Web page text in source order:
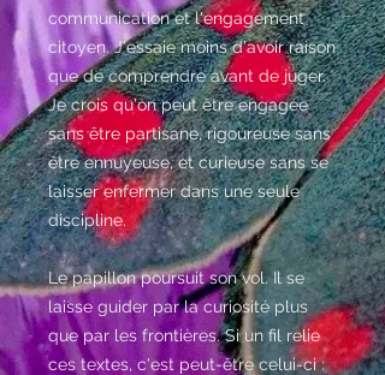
communication et l'engagement
citoyen. J'essaie moins d'avoir raison
que de comprendre avant de juger.
Je crois qu'on peut être engagée
sans être partisane, rigoureuse sans
être ennuyeuse, et curieuse sans se
laisser enfermer dans une seule
discipline.
Le papillon poursuit son vol. Il se
laisse guider par la curiosité plus
que par les frontières. Si un fil relie
ces textes, c'est peut-être celui-ci :